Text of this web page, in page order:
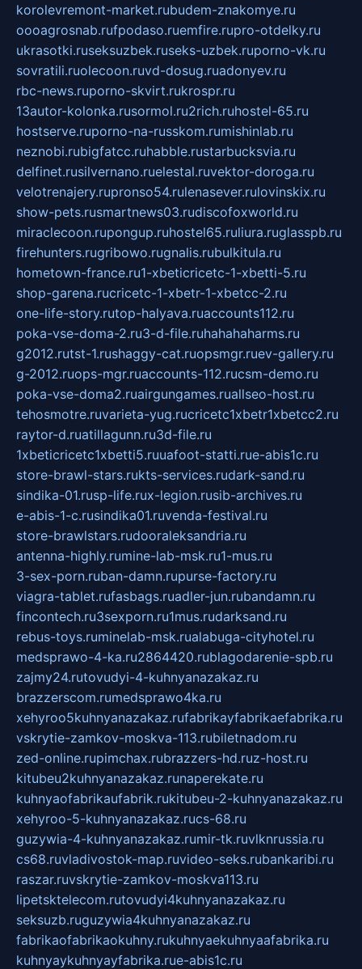
korolevremont-market.rubudem-znakomye.ru
oooagrosnab.rufpodaso.ruemfire.rupro-otdelky.ru
ukrasotki.ruseksuzbek.ruseks-uzbek.ruporno-vk.ru
sovratili.ruolecoon.ruvd-dosug.ruadonyev.ru
rbc-news.ruporno-skvirt.rukrospr.ru
13autor-kolonka.rusormol.ru2rich.ruhostel-65.ru
hostserve.ruporno-na-russkom.rumishinlab.ru
neznobi.rubigfatcc.ruhabble.rustarbucksvia.ru
delfinet.rusilvernano.ruelestal.ruvektor-doroga.ru
velotrenajery.rupronso54.rulenasever.rulovinskix.ru
show-pets.rusmartnews03.rudiscofoxworld.ru
miraclecoon.rupongup.ruhostel65.ruliura.ruglasspb.ru
firehunters.rugribowo.rugnalis.rubulkitula.ru
hometown-france.ru1-xbeticricetc-1-xbetti-5.ru
shop-garena.rucricetc-1-xbetr-1-xbetcc-2.ru
one-life-story.rutop-halyava.ruaccounts112.ru
poka-vse-doma-2.ru3-d-file.ruhahahaharms.ru
g2012.rutst-1.rushaggy-cat.ruopsmgr.ruev-gallery.ru
g-2012.ruops-mgr.ruaccounts-112.rucsm-demo.ru
poka-vse-doma2.ruairgungames.ruallseo-host.ru
tehosmotre.ruvarieta-yug.rucricetc1xbetr1xbetcc2.ru
raytor-d.ruatillagunn.ru3d-file.ru
1xbeticricetc1xbetti5.ruuafoot-statti.rue-abis1c.ru
store-brawl-stars.rukts-services.rudark-sand.ru
sindika-01.rusp-life.rux-legion.rusib-archives.ru
e-abis-1-c.rusindika01.ruvenda-festival.ru
store-brawlstars.rudooraleksandria.ru
antenna-highly.rumine-lab-msk.ru1-mus.ru
3-sex-porn.ruban-damn.rupurse-factory.ru
viagra-tablet.rufasbags.ruadler-jun.rubandamn.ru
fincontech.ru3sexporn.ru1mus.rudarksand.ru
rebus-toys.ruminelab-msk.rualabuga-cityhotel.ru
medsprawo-4-ka.ru2864420.rublagodarenie-spb.ru
zajmy24.rutovudyi-4-kuhnyanazakaz.ru
brazzerscom.rumedsprawo4ka.ru
xehyroo5kuhnyanazakaz.rufabrikayfabrikaefabrika.ru
vskrytie-zamkov-moskva-113.rubiletnadom.ru
zed-online.rupimchax.rubrazzers-hd.ruz-host.ru
kitubeu2kuhnyanazakaz.runaperekate.ru
kuhnyaofabrikaufabrik.rukitubeu-2-kuhnyanazakaz.ru
xehyroo-5-kuhnyanazakaz.rucs-68.ru
guzywia-4-kuhnyanazakaz.rumir-tk.ruvlknrussia.ru
cs68.ruvladivostok-map.ruvideo-seks.rubankaribi.ru
raszar.ruvskrytie-zamkov-moskva113.ru
lipetsktelecom.rutovudyi4kuhnyanazakaz.ru
seksuzb.ruguzywia4kuhnyanazakaz.ru
fabrikaofabrikaokuhny.rukuhnyaekuhnyaafabrika.ru
kuhnyaykuhnyayfabrika.rue-abis1c.ru